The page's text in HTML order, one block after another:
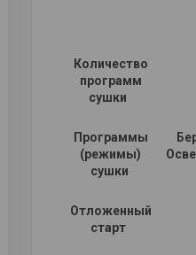
Количество
программ
сушки
Программы
(режимы)
сушки
Отложенный
старт